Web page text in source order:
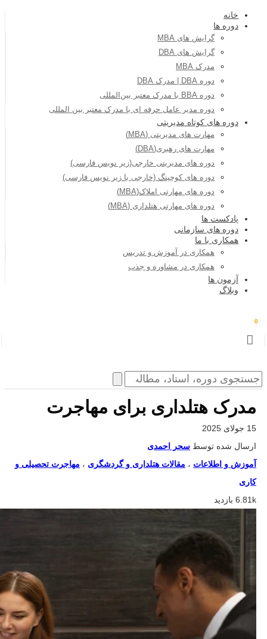
خانه
دوره ها
گرایش های MBA
گرایش های DBA
مدرک MBA
دوره DBA | مدرک DBA
دوره BBA با مدرک معتبر بین‌المللی
دوره مدیر عامل حرفه ای با مدرک معتبر بین المللی
دوره های کوتاه مدیریتی
مهارت های مدیریتی (MBA)
مهارت های رهبری(DBA)
دوره های مدیریتی خارجی(زیر نویس فارسی)
دوره های کوچینگ (خارجی با زیر نویس فارسی)
دوره های مهارتی املاک(MBA)
دوره های مهارتی هتلداری (MBA)
پادکست ها
دوره های سازمانی
همکاری با ما
همکاری در آموزش و تدریس
همکاری در مشاوره و جذب
آزمون ها
وبلاگ
0
مدرک هتلداری برای مهاجرت
15 جولای 2025
ارسال شده توسط سحر احمدی
آموزش و اطلاعات ، مقالات هتلداری و گردشگری ، مهاجرت تحصیلی و
کاری
6.81k بازدید